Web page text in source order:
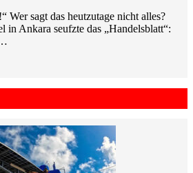
Wer sagt das heutzutage nicht alles?
Ankara seufzte das „Handelsblatt“: